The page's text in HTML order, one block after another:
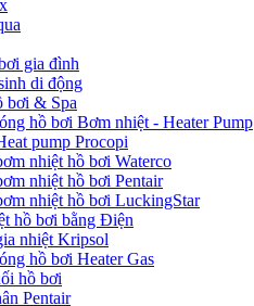
gia đình
di động
bơi & Spa
hồ bơi Bơm nhiệt - Heater Pump
pump Procopi
nhiệt hồ bơi Waterco
nhiệt hồ bơi Pentair
nhiệt hồ bơi LuckingStar
hồ bơi bằng Điện
nhiệt Kripsol
hồ bơi Heater Gas
hồ bơi
Pentair